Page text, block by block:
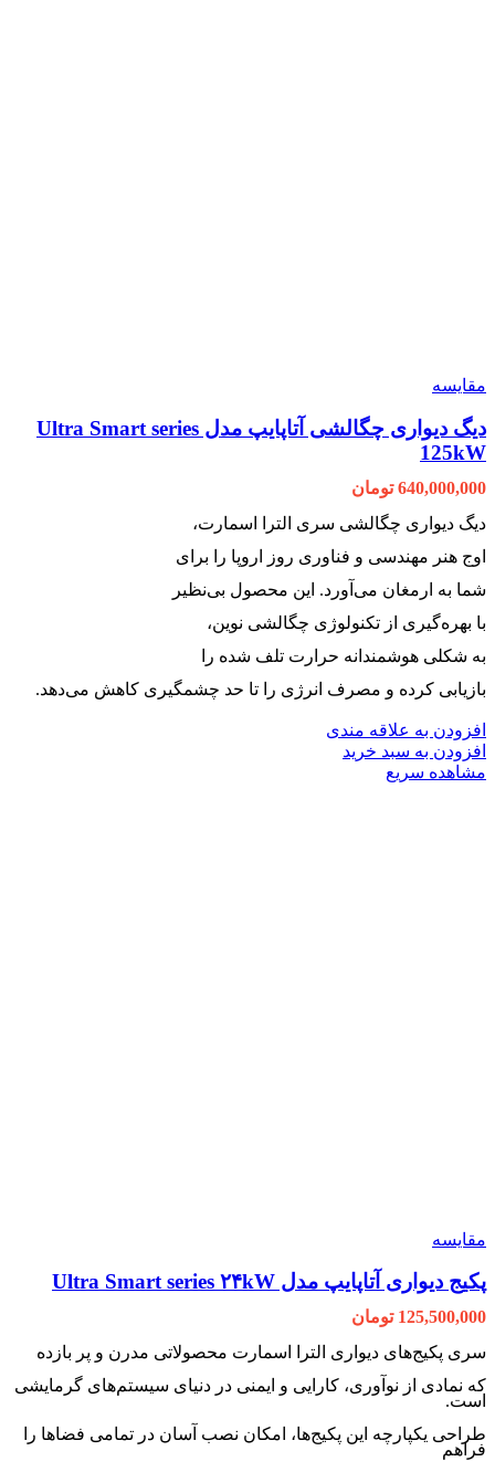
مقایسه
دیگ دیواری چگالشی آتاپایپ مدل Ultra Smart series
125kW
640,000,000 تومان
دیگ دیواری چگالشی سری الترا اسمارت،
اوج هنر مهندسی و فناوری روز اروپا را برای
شما به ارمغان می‌آورد. این محصول بی‌نظیر
با بهره‌گیری از تکنولوژی چگالشی نوین،
به شکلی هوشمندانه حرارت تلف شده را
بازیابی کرده و مصرف انرژی را تا حد چشمگیری کاهش می‌دهد.
افزودن به علاقه مندی
افزودن به سبد خرید
مشاهده سریع
مقایسه
پکیج دیواری آتاپایپ مدل Ultra Smart series ۲۴kW
125,500,000 تومان
سری پکیج‌های دیواری الترا اسمارت محصولاتی مدرن و پر بازده
که نمادی از نوآوری، کارایی و ایمنی در دنیای سیستم‌های گرمایشی
است.
طراحی یکپارچه این پکیج‌ها، امکان نصب آسان در تمامی فضاها را
فراهم